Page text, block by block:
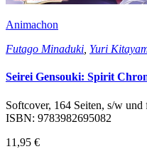
Animachon
Futago Minaduki Yuri
Seirei Gensouki: Spirit
Softcover, 164 Seiten, s/w
ISBN: 9783982695082
11,95 €